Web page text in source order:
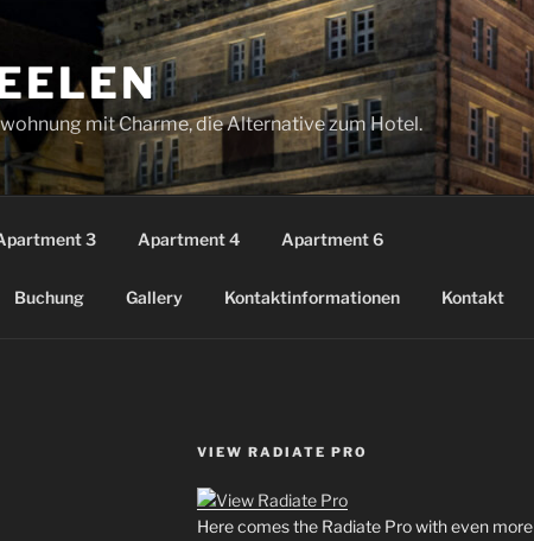
mit Charme, die Alternative zum Hotel.
3 Apartment 4 Apartment 6
Buchung Gallery Kontaktinformationen Kontakt
VIEW RADIATE PRO
Here comes the Radiate Pro with even more